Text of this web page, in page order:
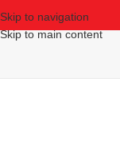
Skip to navigation
Skip to main content